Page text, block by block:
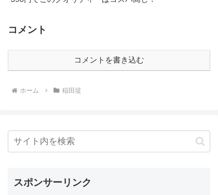
コメント
コメントを書き込む
ホーム 稲田堤
スポンサーリンク